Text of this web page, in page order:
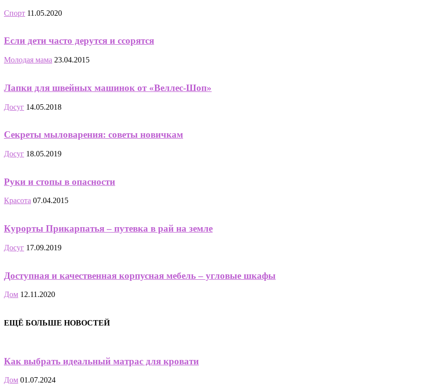
Спорт 11.05.2020
Если дети часто дерутся и ссорятся
Молодая мама 23.04.2015
Лапки для швейных машинок от «Веллес-Шоп»
Досуг 14.05.2018
Секреты мыловарения: советы новичкам
Досуг 18.05.2019
Руки и стопы в опасности
Красота 07.04.2015
Курорты Прикарпатья – путевка в рай на земле
Досуг 17.09.2019
Доступная и качественная корпусная мебель – угловые шкафы
Дом 12.11.2020
ЕЩЁ БОЛЬШЕ НОВОСТЕЙ
Как выбрать идеальный матрас для кровати
Дом 01.07.2024